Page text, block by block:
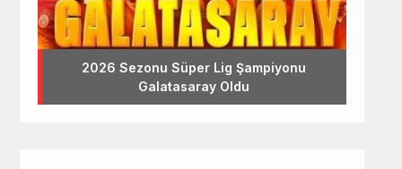
2026 Sezonu Süper Lig Şampiyonu
Galatasaray Oldu